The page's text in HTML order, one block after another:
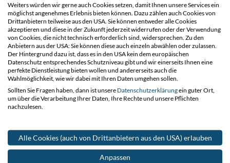
29.08.2025
EUROPTEN kauft den HTW
100 E3, das erste
Hybridfahrzeug in
Österreich für elektrisches
emissionsfreies Arbeiten
Weiters würden wir gerne auch Cookies setzen, damit Ihnen unsere Services ein
möglichst angenehmes Erlebnis bieten können. Dazu zählen auch Cookies von
Drittanbietern teilweise aus den USA. Sie können entweder alle Cookies
akzeptieren und diese in der Zukunft jederzeit widerrufen oder der Verwendung
von Cookies, die nicht technisch erforderlich sind, widersprechen. Zu den
Anbietern aus der USA: Sie können diese auch einzeln abwählen oder zulassen.
Der Hintergrund dazu ist, dass es in den USA kein dem europäischen
Datenschutz entsprechendes Schutzniveau gibt und wir einerseits Ihnen eine
perfekte Dienstleistung bieten wollen und andererseits auch die
Wahlmöglichkeit, wie wir dabei mit Ihren Daten umgehen sollen.
Sollten Sie Fragen haben, dann ist unsere Datenschutzerklärungein guter Ort,
um über die Verarbeitung Ihrer Daten, Ihre Rechte und unsere Pflichten
nachzulesen.
Alle Cookies (auch von Drittanbietern aus den USA) erlauben
Anpassen